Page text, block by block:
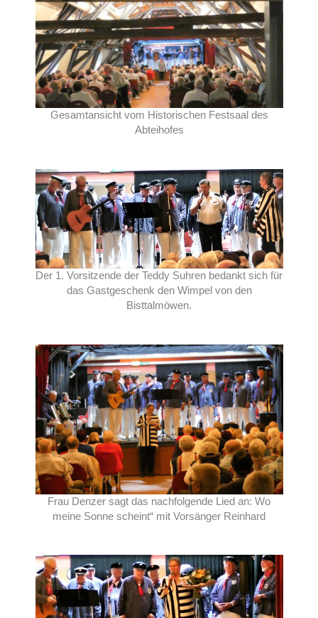
Gesamtansicht vom Historischen Festsaal des
Abteihofes
Der 1. Vorsitzende der Teddy Suhren bedankt sich für
das Gastgeschenk den Wimpel von den
Bisttalmöwen.
Frau Denzer sagt das nachfolgende Lied an: Wo
meine Sonne scheint“ mit Vorsänger Reinhard